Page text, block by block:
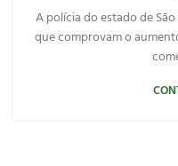
A polícia do estado de
que comprovam o